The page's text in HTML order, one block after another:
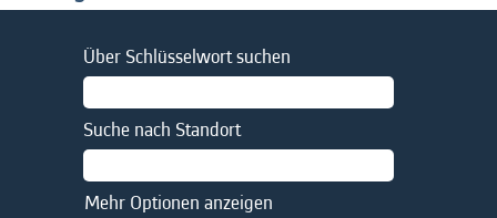
Über Schlüsselwort suchen
Suche nach Standort
Mehr Optionen anzeigen